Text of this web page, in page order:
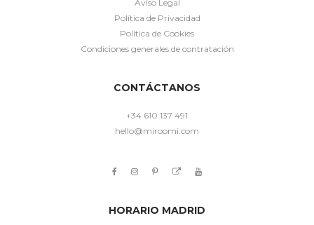
Aviso Legal
Política de Privacidad
Política de Cookies
Condiciones generales de contratación
CONTÁCTANOS
+34 610 137 491
hello@miroomi.com
HORARIO MADRID